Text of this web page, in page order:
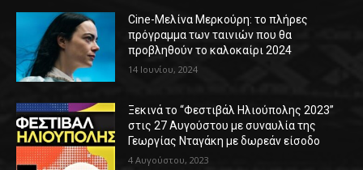
Cine-Μελίνα Μερκούρη: το πλήρες
πρόγραμμα των ταινιών που θα
προβληθούν το καλοκαίρι 2024
14 Ιουνίου, 2024
Ξεκινά το “Φεστιβάλ Ηλιούπολης 2023”
στις 27 Αυγούστου με συναυλία της
Γεωργίας Νταγάκη με δωρεάν είσοδο
4 Αυγούστου, 2023